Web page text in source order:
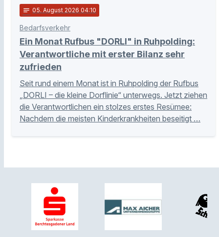
notes 05. August 2026 04:10
Bedarfsverkehr
Ein Monat Rufbus "DORLI" in Ruhpolding:
Verantwortliche mit erster Bilanz sehr
zufrieden
Seit rund einem Monat ist in Ruhpolding der Rufbus
„DORLI – die kleine Dorflinie“ unterwegs. Jetzt ziehen
die Verantwortlichen ein stolzes erstes Resümee:
Nachdem die meisten Kinderkrankheiten beseitigt …